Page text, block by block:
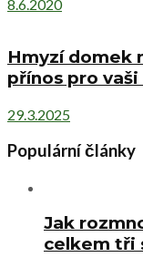
8.6.2020
Hmyzí domek
přínos pro vaši
29.3.2025
Populární články
Jak
celkem tři